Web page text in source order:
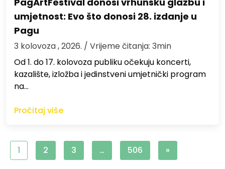
umjetnost: Evo što donosi 28. izdanje u
Pagu
3 kolovoza , 2026. / Vrijeme čitanja: 3min
Od 1. do 17. kolovoza publiku očekuju koncerti,
kazalište, izložba i jedinstveni umjetnički program
na…
Pročitaj više
1 2 3 … 506 »